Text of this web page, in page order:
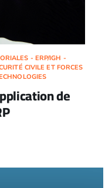
- ERP/IGH -
CIVILE ET FORCES
de